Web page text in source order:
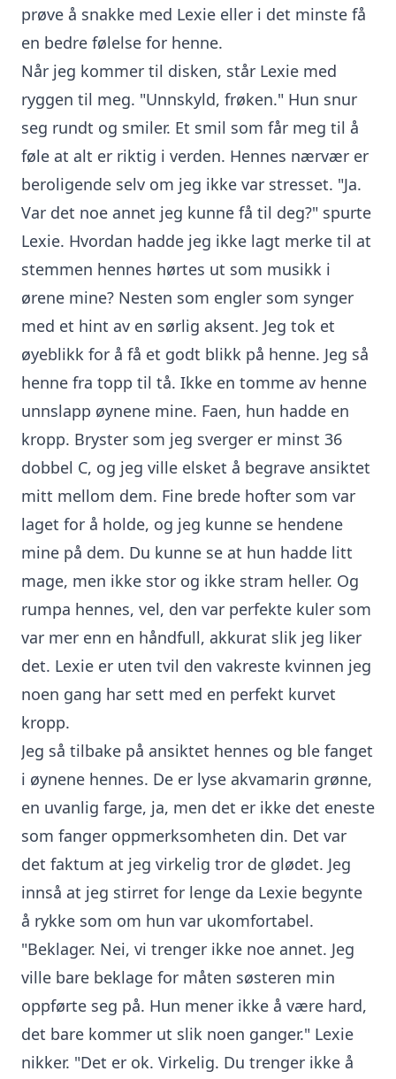
prøve å snakke med Lexie eller i det minste få
en bedre følelse for henne.
Når jeg kommer til disken, står Lexie med
ryggen til meg. "Unnskyld, frøken." Hun snur
seg rundt og smiler. Et smil som får meg til å
føle at alt er riktig i verden. Hennes nærvær er
beroligende selv om jeg ikke var stresset. "Ja.
Var det noe annet jeg kunne få til deg?" spurte
Lexie. Hvordan hadde jeg ikke lagt merke til at
stemmen hennes hørtes ut som musikk i
ørene mine? Nesten som engler som synger
med et hint av en sørlig aksent. Jeg tok et
øyeblikk for å få et godt blikk på henne. Jeg så
henne fra topp til tå. Ikke en tomme av henne
unnslapp øynene mine. Faen, hun hadde en
kropp. Bryster som jeg sverger er minst 36
dobbel C, og jeg ville elsket å begrave ansiktet
mitt mellom dem. Fine brede hofter som var
laget for å holde, og jeg kunne se hendene
mine på dem. Du kunne se at hun hadde litt
mage, men ikke stor og ikke stram heller. Og
rumpa hennes, vel, den var perfekte kuler som
var mer enn en håndfull, akkurat slik jeg liker
det. Lexie er uten tvil den vakreste kvinnen jeg
noen gang har sett med en perfekt kurvet
kropp.
Jeg så tilbake på ansiktet hennes og ble fanget
i øynene hennes. De er lyse akvamarin grønne,
en uvanlig farge, ja, men det er ikke det eneste
som fanger oppmerksomheten din. Det var
det faktum at jeg virkelig tror de glødet. Jeg
innså at jeg stirret for lenge da Lexie begynte
å rykke som om hun var ukomfortabel.
"Beklager. Nei, vi trenger ikke noe annet. Jeg
ville bare beklage for måten søsteren min
oppførte seg på. Hun mener ikke å være hard,
det bare kommer ut slik noen ganger." Lexie
nikker. "Det er ok. Virkelig. Du trenger ikke å